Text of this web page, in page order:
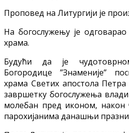
Проповед на Литургији је
На богослужењу је
храма.
Будући да је
Богородице ”Знаменије”
храма Светих апостола
завршетку богослужења
молебан пред иконом, након
парохијанима данашњи